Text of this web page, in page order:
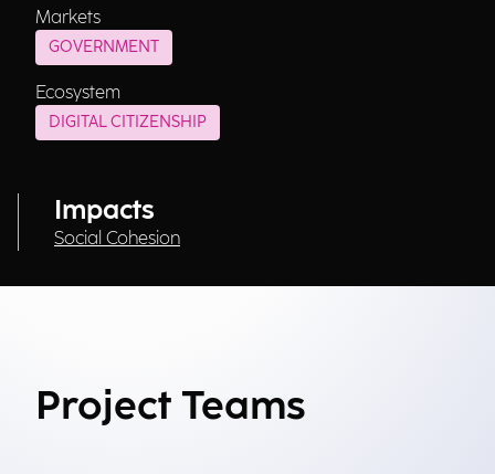
Markets
GOVERNMENT
Ecosystem
DIGITAL CITIZENSHIP
Impacts
Social Cohesion
Project Teams